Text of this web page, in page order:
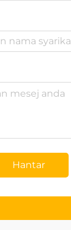
Hantar